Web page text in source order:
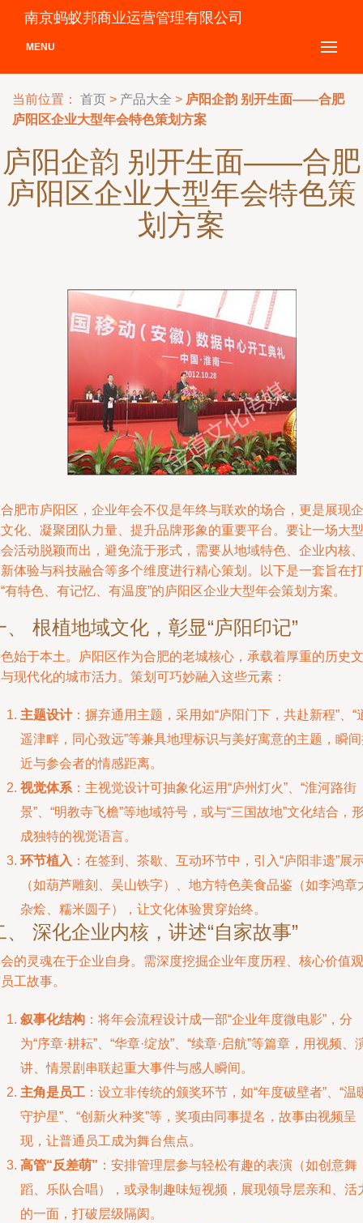
南京蚂蚁邦商业运营管理有限公司
MENU
当前位置： 首页 > 产品大全 > 庐阳企韵 别开生面——合肥
庐阳区企业大型年会特色策划方案
庐阳企韵 别开生面——合肥
庐阳区企业大型年会特色策
划方案
肥市庐阳区，企业年会不仅是年终与联欢的场合，更是展现企
化、凝聚团队力量、提升品牌形象的重要平台。要让一场大型
活动脱颖而出，避免流于形式，需要从地域特色、企业内核、
体验与科技融合等多个维度进行精心策划。以下是一套旨在打
有特色、有记忆、有温度”的庐阳区企业大型年会策划方案。
、 根植地域文化，彰显“庐阳印记”
始于本土。庐阳区作为合肥的老城核心，承载着厚重的历史文
现代化的城市活力。策划可巧妙融入这些元素：
主题设计：摒弃通用主题，采用如“庐阳门下，共赴新程”、“
遥津畔，同心致远”等兼具地理标识与美好寓意的主题，瞬
近与参会者的情感距离。
视觉体系 ：主视觉设计可抽象化运用“庐州灯火”、“淮河路街
景”、“明教寺飞檐”等地域符号，或与“三国故地”文化结合，
成独特的视觉语言。
环节植入 ：在签到、茶歇、互动环节中，引入“庐阳非遗”展
（如葫芦雕刻、吴山铁字）、地方特色美食品鉴（如李鸿章
杂烩、糯米圆子），让文化体验贯穿始终。
、 深化企业内核，讲述“自家故事”
的灵魂在于企业自身。需深度挖掘企业年度历程、核心价值观
工故事。
叙事化结构 ：将年会流程设计成一部“企业年度微电影”，分
为“序章·耕耘”、“华章·绽放”、“续章·启航”等篇章，用视频、
讲、情景剧串联起重大事件与感人瞬间。
主角是员工 ：设立非传统的颁奖环节，如“年度破壁者”、“温
守护星”、“创新火种奖”等，奖项由同事提名，故事由视频呈
现，让普通员工成为舞台焦点。
高管“反差萌” ：安排管理层参与轻松有趣的表演（如创意舞
蹈、乐队合唱），或录制趣味短视频，展现领导层亲和、活
的一面，打破层级隔阂。